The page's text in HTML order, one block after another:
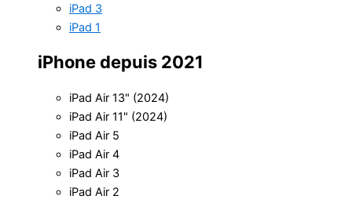
iPad 3
iPad 1
iPhone depuis 2021
iPad Air 13" (2024)
iPad Air 11" (2024)
iPad Air 5
iPad Air 4
iPad Air 3
iPad Air 2